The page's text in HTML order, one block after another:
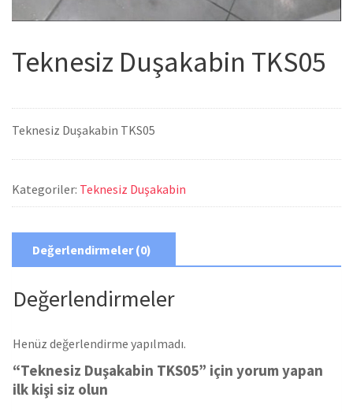
Teknesiz Duşakabin TKS05
Teknesiz Duşakabin TKS05
Kategoriler: Teknesiz Duşakabin
Değerlendirmeler (0)
Değerlendirmeler
Henüz değerlendirme yapılmadı.
“Teknesiz Duşakabin TKS05” için yorum yapan
ilk kişi siz olun